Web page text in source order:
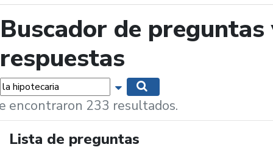
Buscador de preguntas
respuestas
Mostrar opciones de búsqueda
encontraron 233 resultados.
Lista de preguntas